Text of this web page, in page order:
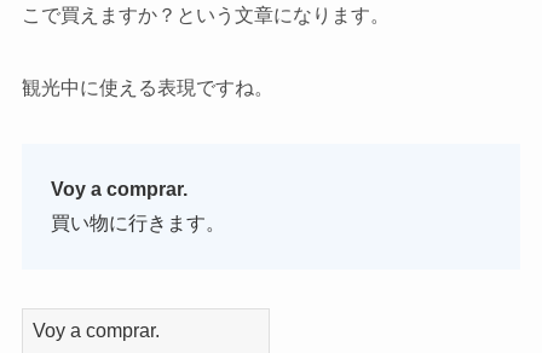
こで買えますか？という文章になります。
観光中に使える表現ですね。
Voy a comprar.
買い物に行きます。